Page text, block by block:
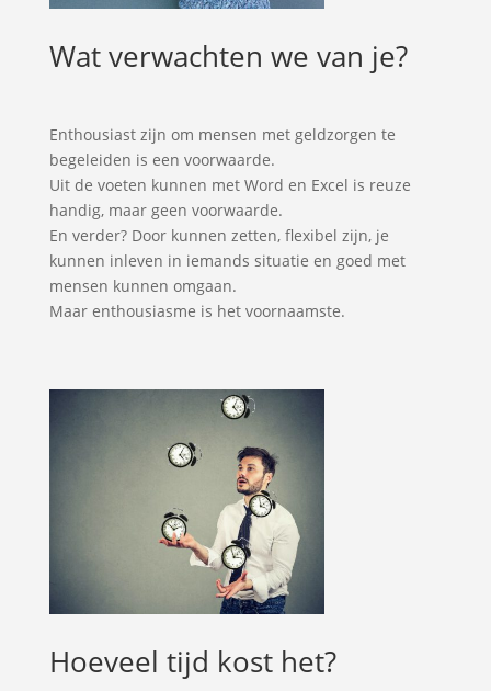
Wat verwachten we van je?
Enthousiast zijn om mensen met geldzorgen te
begeleiden is een voorwaarde.
Uit de voeten kunnen met Word en Excel is reuze
handig, maar geen voorwaarde.
En verder? Door kunnen zetten, flexibel zijn, je
kunnen inleven in iemands situatie en goed met
mensen kunnen omgaan.
Maar enthousiasme is het voornaamste.
Hoeveel tijd kost het?